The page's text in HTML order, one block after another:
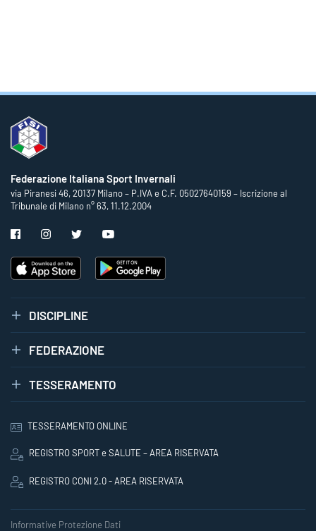
Federazione Italiana Sport Invernali
via Piranesi 46, 20137 Milano – P.IVA e C.F. 05027640159 – Iscrizione al
Tribunale di Milano n° 63, 11.12.2004
DISCIPLINE
FEDERAZIONE
TESSERAMENTO
TESSERAMENTO ONLINE
REGISTRO SPORT e SALUTE – AREA RISERVATA
REGISTRO CONI 2.0 - AREA RISERVATA
Informative Protezione Dati